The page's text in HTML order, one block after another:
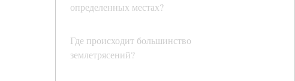
определенных местах?
Где происходит большинство
землетрясений?